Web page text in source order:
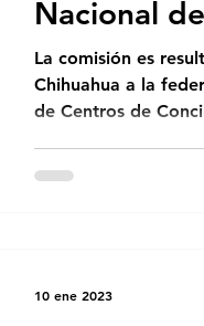
Nacional
La comisión es
Chihuahua a la
de Centros de
10 ene 2023